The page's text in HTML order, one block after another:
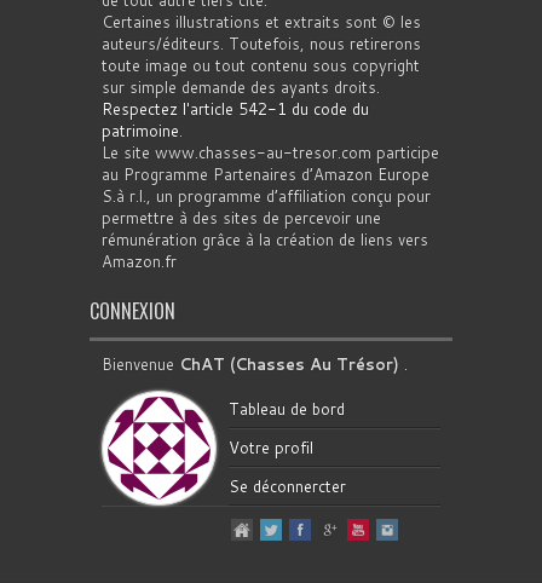
Certaines illustrations et extraits sont © les
auteurs/éditeurs. Toutefois, nous retirerons
toute image ou tout contenu sous copyright
sur simple demande des ayants droits.
Respectez l'article 542-1 du code du
patrimoine.
Le site www.chasses-au-tresor.com participe
au Programme Partenaires d’Amazon Europe
S.à r.l., un programme d’affiliation conçu pour
permettre à des sites de percevoir une
rémunération grâce à la création de liens vers
Amazon.fr
CONNEXION
Bienvenue ChAT (Chasses Au Trésor) .
Tableau de bord
Votre profil
Se déconnercter